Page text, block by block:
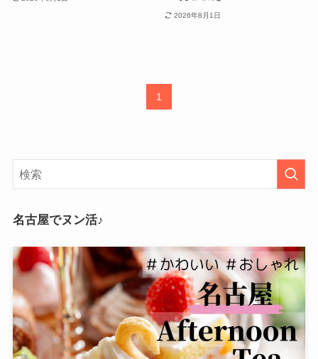
2026年8月1日
1
名古屋でヌン活♪